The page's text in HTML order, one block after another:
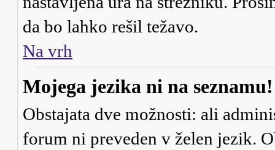
da bo lahko rešil težavo.
Na vrh
Mojega jezika ni na seznamu!
Obstajata dve možnosti: ali
forum ni preveden v želen jezik.